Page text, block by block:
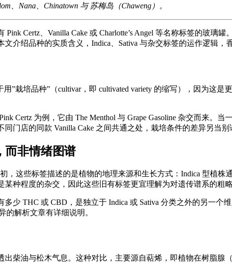
、 Nana、 Chinatown 与 苏梅岛（Chaweng） 。
Certz、Vanilla Cake 或 Charlotte’s Angel 等名称标签的玻璃
介绍品种的实质含义，Indica、Sativa 与杂交标签的运作逻辑，
”栽培品种”（cultivar，即 cultivated variety 的缩写），因为这
Certz 为例，它由 The Menthol 与 Grape Gasoline 杂交而来。当
门店的同款 Vanilla Cake 之间共通之处，栽培条件的差异另当别
而非情绪图谱
，这些标签描述的是植物的地理来源和生长方式：Indica 型植
种程度的杂交，因此这些旧有标签更宜理解为对遗传谱系的粗
少 THC 或 CBD，是独立于 Indica 或 Sativa 分类之外的另一
的解析文章有详细说明。
柴油与松木气息。这种对比，主要源自萜烯 ，即植物在树脂腺（